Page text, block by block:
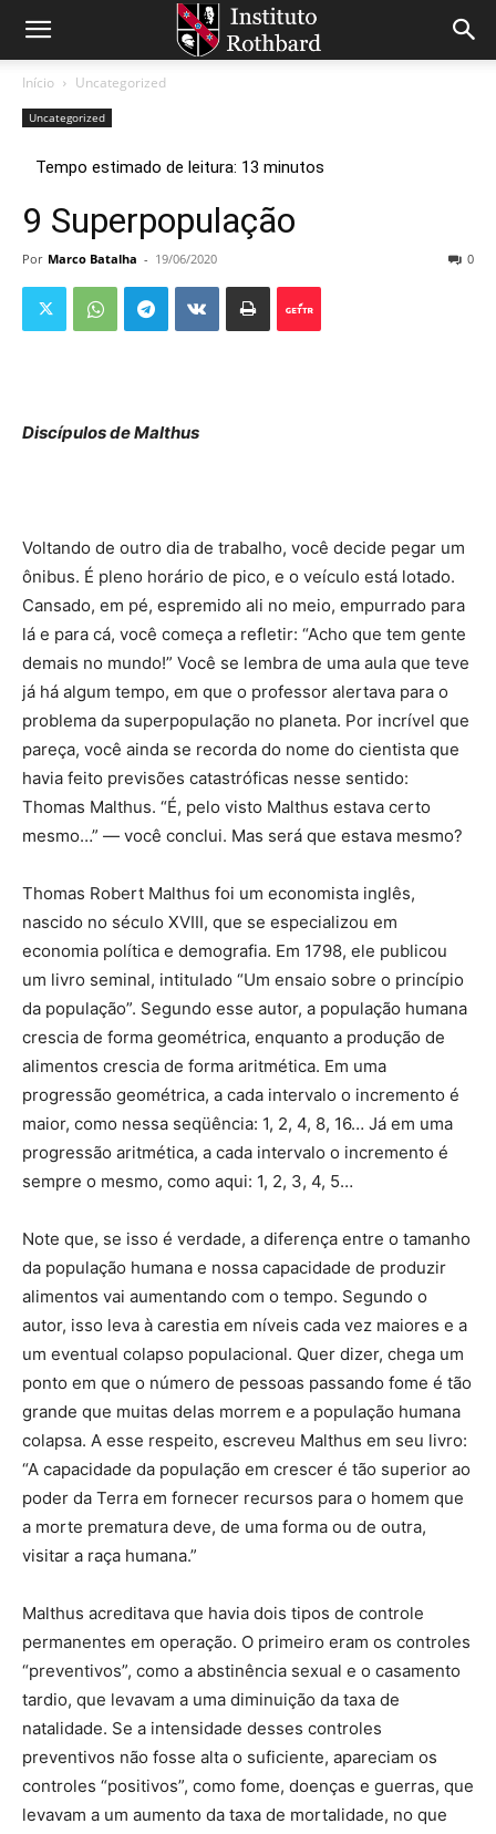
Início Uncategorized
Uncategorized
9 Superpopulação
Por Marco Batalha - 19/06/2020 0
Discípulos de Malthus
Voltando de outro dia de trabalho, você decide pegar um
ônibus. É pleno horário de pico, e o veículo está lotado.
Cansado, em pé, espremido ali no meio, empurrado para
lá e para cá, você começa a refletir: “Acho que tem gente
demais no mundo!” Você se lembra de uma aula que teve
já há algum tempo, em que o professor alertava para o
problema da superpopulação no planeta. Por incrível que
pareça, você ainda se recorda do nome do cientista que
havia feito previsões catastróficas nesse sentido:
Thomas Malthus. “É, pelo visto Malthus estava certo
mesmo…” — você conclui. Mas será que estava mesmo?
Thomas Robert Malthus foi um economista inglês,
nascido no século XVIII, que se especializou em
economia política e demografia. Em 1798, ele publicou
um livro seminal, intitulado “Um ensaio sobre o princípio
da população”. Segundo esse autor, a população humana
crescia de forma geométrica, enquanto a produção de
alimentos crescia de forma aritmética. Em uma
progressão geométrica, a cada intervalo o incremento é
maior, como nessa seqüência: 1, 2, 4, 8, 16… Já em uma
progressão aritmética, a cada intervalo o incremento é
sempre o mesmo, como aqui: 1, 2, 3, 4, 5…
Note que, se isso é verdade, a diferença entre o tamanho
da população humana e nossa capacidade de produzir
alimentos vai aumentando com o tempo. Segundo o
autor, isso leva à carestia em níveis cada vez maiores e a
um eventual colapso populacional. Quer dizer, chega um
ponto em que o número de pessoas passando fome é tão
grande que muitas delas morrem e a população humana
colapsa. A esse respeito, escreveu Malthus em seu livro:
“A capacidade da população em crescer é tão superior ao
poder da Terra em fornecer recursos para o homem que
a morte prematura deve, de uma forma ou de outra,
visitar a raça humana.”
Malthus acreditava que havia dois tipos de controle
permanentes em operação. O primeiro eram os controles
“preventivos”, como a abstinência sexual e o casamento
tardio, que levavam a uma diminuição da taxa de
natalidade. Se a intensidade desses controles
preventivos não fosse alta o suficiente, apareciam os
controles “positivos”, como fome, doenças e guerras, que
levavam a um aumento da taxa de mortalidade, no que